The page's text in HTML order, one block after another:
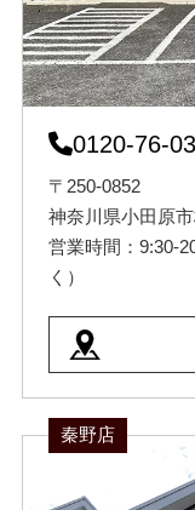
0120-76-
〒250-0852
神奈川県小田原
営業時間：9:30-
く）
秦野店